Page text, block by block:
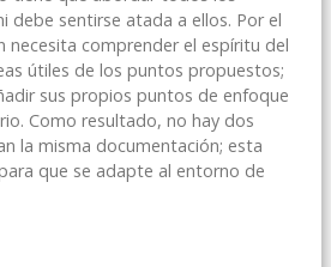
debe sentirse atada a ellos. Por el
necesita comprender el espíritu del
útiles de los puntos propuestos;
sus propios puntos de enfoque
Como resultado, no hay dos
la misma documentación; esta
que se adapte al entorno de